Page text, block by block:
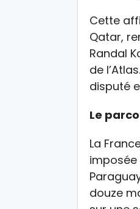
Cette
Qatar,
Randal
de
disputé
Le
La
douze